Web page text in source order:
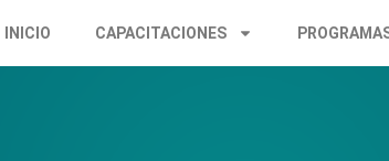
INICIO CAPACITACIONES